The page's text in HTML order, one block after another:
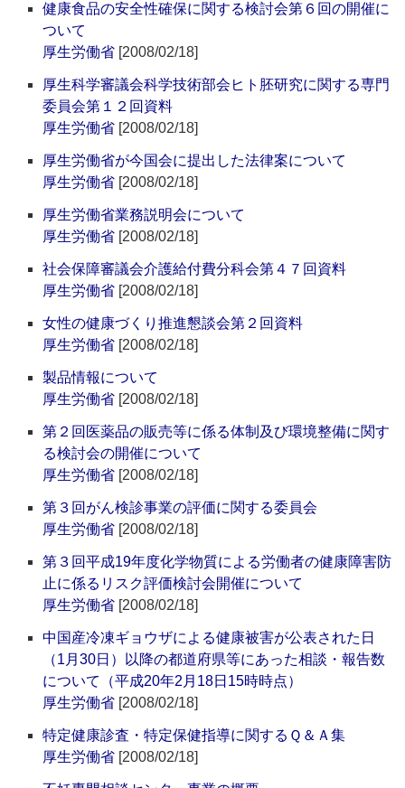
健康食品の安全性確保に関する検討会第６回の開催に
ついて
厚生労働省 [2008/02/18]
厚生科学審議会科学技術部会ヒト胚研究に関する専門
委員会第１２回資料
厚生労働省 [2008/02/18]
厚生労働省が今国会に提出した法律案について
厚生労働省 [2008/02/18]
厚生労働省業務説明会について
厚生労働省 [2008/02/18]
社会保障審議会介護給付費分科会第４７回資料
厚生労働省 [2008/02/18]
女性の健康づくり推進懇談会第２回資料
厚生労働省 [2008/02/18]
製品情報について
厚生労働省 [2008/02/18]
第２回医薬品の販売等に係る体制及び環境整備に関す
る検討会の開催について
厚生労働省 [2008/02/18]
第３回がん検診事業の評価に関する委員会
厚生労働省 [2008/02/18]
第３回平成19年度化学物質による労働者の健康障害防
止に係るリスク評価検討会開催について
厚生労働省 [2008/02/18]
中国産冷凍ギョウザによる健康被害が公表された日
（1月30日）以降の都道府県等にあった相談・報告数
について（平成20年2月18日15時時点）
厚生労働省 [2008/02/18]
特定健康診査・特定保健指導に関するＱ＆Ａ集
厚生労働省 [2008/02/18]